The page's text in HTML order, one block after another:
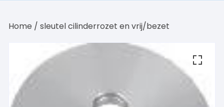
Home / sleutel cilinderrozet en vrij/bezet